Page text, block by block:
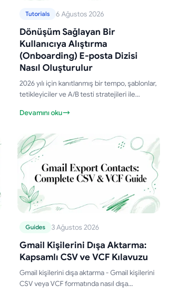
Tutorials 6 Ağustos 2026
Dönüşüm Sağlayan Bir
Kullanıcıya Alıştırma
(Onboarding) E-posta Dizisi
Nasıl Oluşturulur
2026 yılı için kanıtlanmış bir tempo, şablonlar,
tetikleyiciler ve A/B testi stratejileri ile
posta dizisinin nasıl oluşturulacağını öğrenin.
Devamını oku
Guides 3 Ağustos 2026
Gmail Kişilerini Dışa Aktarma:
Kapsamlı CSV ve VCF Kılavuzu
Gmail kişilerini dışa aktarma - Gmail kişilerini
CSV veya VCF formatında nasıl dışa